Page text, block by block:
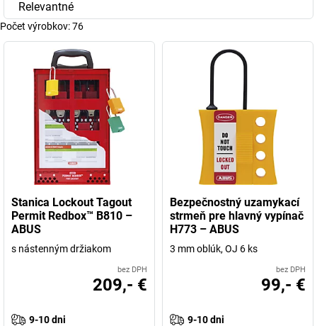
„Bezpečne, spoľahlivo, stabilne“ je ABUS expertom a globálne
aktívnym partnerom pre všetky oblasti života. A hoci sa dôležité
výrobné závody stále nachádzajú v Nemecku, už sa nemusíte
sťahovať do Wetter an der Ruhr v Severnom Porýní-Vestfálsku
(kde má táto spoločnosť svoje sídlo), aby ste sa cítili bezpečne.
Veď napokon, skupina ABUS v súčasnosti zamestnáva viac ako
3.500 pracovníkov v piatich nemeckých prevádzkach a približne
25 medzinárodných pobočkách vrátane USA, Latinskej Ameriky a
Ázie a stará sa o to, aby bol život mnohých ľudí na celom svete
o niečo bezpečnejší, spoľahlivejší a jednoduchší.
Už aj to samotné je dôvod, aby sme vám odteraz ponúkali niektoré
z najlepších produktov ABUS v našom sortimente. So
môžete byť istí.
Relevantné
Počet výrobkov:76
Stanica Lockout Tagout
Permit Redbox™ B810 –
ABUS
s nástenným držiakom
bez DPH
209,- €
9-10 dni
Bezpečnostný uzamykací
strmeň pre hlavný vypínač
H773 – ABUS
3 mm oblúk, OJ 6 ks
bez DPH
99,- €
9-10 dni